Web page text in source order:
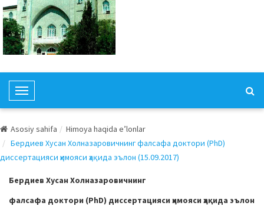
T
o
g
l
e
N
v
Asosiy sahifa
Himoya haqida e’lonlar
Бердиев Хусан Холназаровичнинг фалсафа доктори (PhD)
диссертацияси ҳимояси ҳақида эълон (15.09.2017)
Бердиев Хусан Холназаровичнинг
фалсафа доктори (PhD) диссертацияси ҳимояси ҳақида эълон